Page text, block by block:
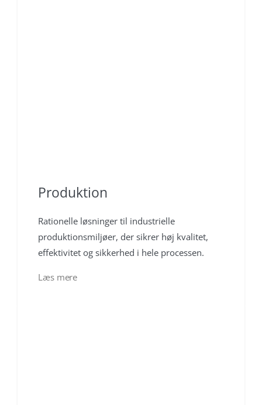
Produktion
Rationelle løsninger til industrielle
produktionsmiljøer, der sikrer høj kvalitet,
effektivitet og sikkerhed i hele processen.
Læs mere